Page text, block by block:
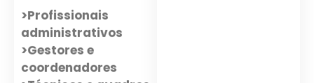
>Profissionais
administrativos
>Gestores e
coordenadores